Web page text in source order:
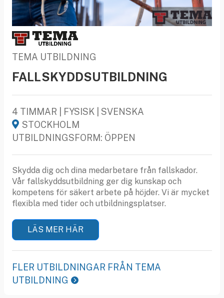
TEMA UTBILDNING
FALLSKYDDSUTBILDNING
4 TIMMAR | FYSISK | SVENSKA
STOCKHOLM
UTBILDNINGSFORM: ÖPPEN
Skydda dig och dina medarbetare från fallskador.
Vår fallskyddsutbildning ger dig kunskap och
kompetens för säkert arbete på höjder. Vi är mycket
flexibla med tider och utbildningsplatser.
LÄS MER HÄR
FLER UTBILDNINGAR FRÅN TEMA
UTBILDNING